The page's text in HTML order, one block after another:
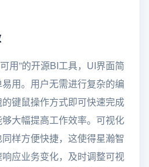
用”的开源BI工具，UI界面简
用。用户无需进行复杂的编
键鼠操作方式即可快速完成
大幅提高工作效率。可视化
样方便快捷，这使得星瀚智
应业务变化，及时调整可视